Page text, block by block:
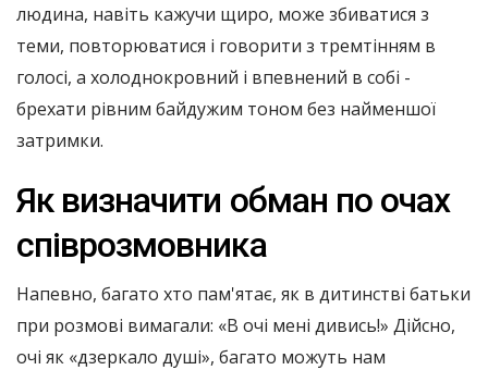
людина, навіть кажучи щиро, може збиватися з
теми, повторюватися і говорити з тремтінням в
голосі, а холоднокровний і впевнений в собі -
брехати рівним байдужим тоном без найменшої
затримки.
Як визначити обман по очах
співрозмовника
Напевно, багато хто пам'ятає, як в дитинстві батьки
при розмові вимагали: «В очі мені дивись!» Дійсно,
очі як «дзеркало душі», багато можуть нам